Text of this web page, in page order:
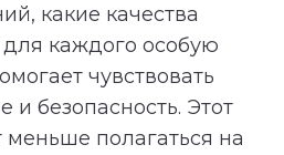
какие качества
каждого особую
чувствовать
и безопасность. Этот
меньше полагаться на